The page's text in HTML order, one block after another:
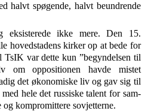
halvt spøgende, halvt beundrende
eksisterede ikke mere. Den 15.
hovedstadens kirker op at bede for
var dette kun ”begyndelsen til
om oppositionen havde mistet
det økonomiske liv og gav sig til
med hele det russiske talent for sam­
og kompromittere so­vjetterne.